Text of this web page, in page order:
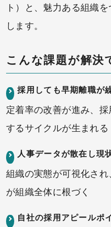
ト）と、魅力ある組織
します。
こんな課題が解決
採用しても早期離職が
定着率の改善が進み、
するサイクルが生まれる
人事データが散在し現
組織の実態が可視化さ
が組織全体に根づく
自社の採用アピールポ